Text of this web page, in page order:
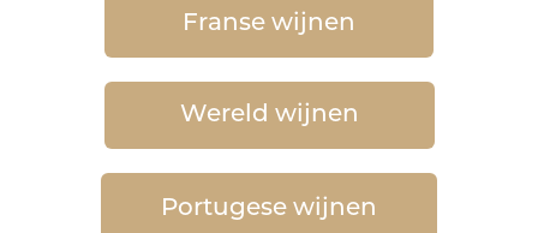
Franse wijnen
Wereld wijnen
Portugese wijnen